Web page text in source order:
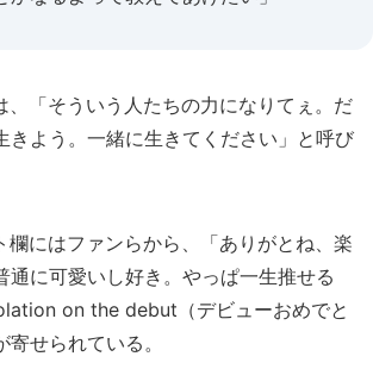
「そういう人たちの力になりてぇ。だ
きよう。一緒に生きてください」と呼び
にはファンらから、「ありがとね、楽
通に可愛いし好き。やっぱ一生推せる
on the debut（デビューおめでと
せられている。